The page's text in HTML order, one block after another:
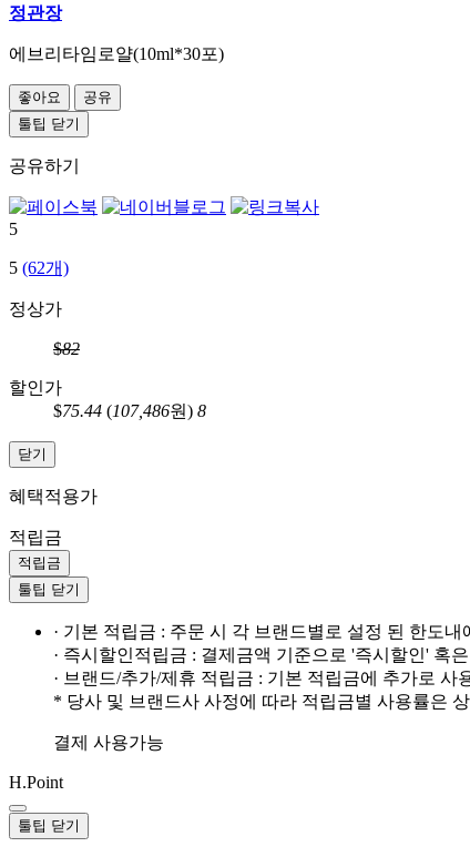
정관장
에브리타임로얄(10ml*30포)
좋아요
공유
툴팁 닫기
공유하기
5
5 (62개)
정상가
$82
할인가
$75.44 (107,486원) 8
닫기
혜택적용가
적립금
적립금
툴팁 닫기
· 기본 적립금 : 주문 시 각 브랜드별로 설정 된 한도
· 즉시할인적립금 : 결제금액 기준으로 '즉시할인' 혹
· 브랜드/추가/제휴 적립금 : 기본 적립금에 추가로
* 당사 및 브랜드사 사정에 따라 적립금별 사용률은
결제 사용가능
H.Point
툴팁 닫기